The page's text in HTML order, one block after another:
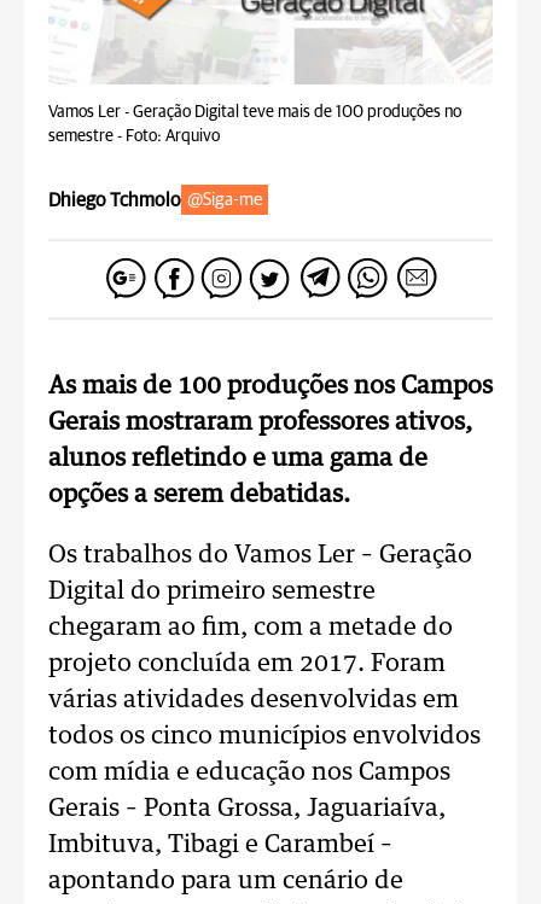
Vamos Ler - Geração Digital teve mais de 100 produções no
semestre - Foto: Arquivo
Dhiego Tchmolo @Siga-me
As mais de 100 produções nos Campos
Gerais mostraram professores ativos,
alunos refletindo e uma gama de
opções a serem debatidas.
Os trabalhos do Vamos Ler – Geração
Digital do primeiro semestre
chegaram ao fim, com a metade do
projeto concluída em 2017. Foram
várias atividades desenvolvidas em
todos os cinco municípios envolvidos
com mídia e educação nos Campos
Gerais – Ponta Grossa, Jaguariaíva,
Imbituva, Tibagi e Carambeí –
apontando para um cenário de